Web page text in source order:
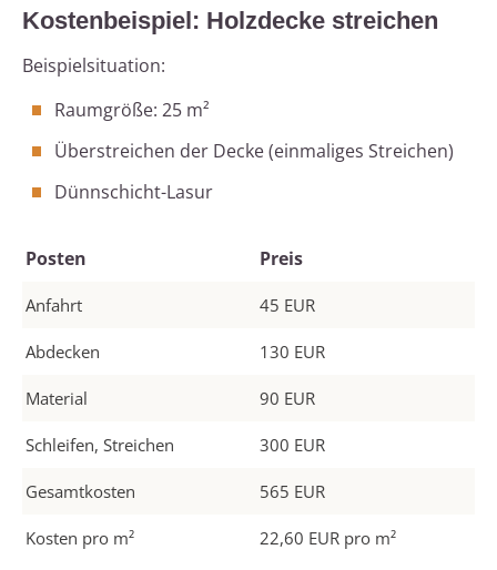
Kostenbeispiel: Holzdecke streichen
Beispielsituation:
Raumgröße: 25 m²
Überstreichen der Decke (einmaliges Streichen)
Dünnschicht-Lasur
Posten Preis
Anfahrt 45 EUR
Abdecken 130 EUR
Material 90 EUR
Schleifen, Streichen 300 EUR
Gesamtkosten 565 EUR
Kosten pro m² 22,60 EUR pro m²